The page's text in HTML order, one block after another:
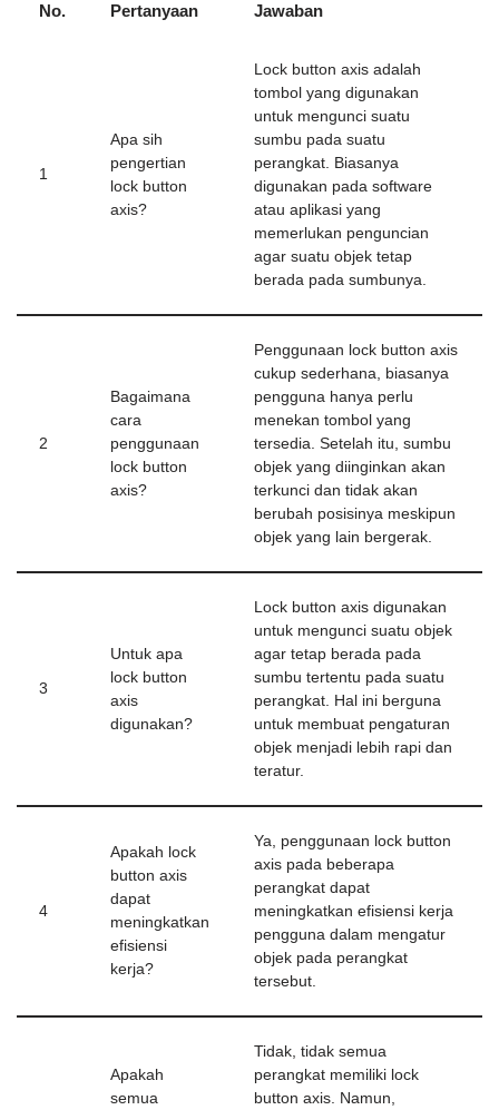
No. Pertanyaan Jawaban
1
Apa sih
pengertian
lock button
axis?
Lock button axis adalah
tombol yang digunakan
untuk mengunci suatu
sumbu pada suatu
perangkat. Biasanya
digunakan pada software
atau aplikasi yang
memerlukan penguncian
agar suatu objek tetap
berada pada sumbunya.
2
Bagaimana
cara
penggunaan
lock button
axis?
Penggunaan lock button axis
cukup sederhana, biasanya
pengguna hanya perlu
menekan tombol yang
tersedia. Setelah itu, sumbu
objek yang diinginkan akan
terkunci dan tidak akan
berubah posisinya meskipun
objek yang lain bergerak.
3
Untuk apa
lock button
axis
digunakan?
Lock button axis digunakan
untuk mengunci suatu objek
agar tetap berada pada
sumbu tertentu pada suatu
perangkat. Hal ini berguna
untuk membuat pengaturan
objek menjadi lebih rapi dan
teratur.
4
Apakah lock
button axis
dapat
meningkatkan
efisiensi
kerja?
Ya, penggunaan lock button
axis pada beberapa
perangkat dapat
meningkatkan efisiensi kerja
pengguna dalam mengatur
objek pada perangkat
tersebut.
Apakah
semua
Tidak, tidak semua
perangkat memiliki lock
button axis. Namun,